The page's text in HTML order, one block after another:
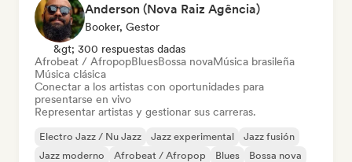
Anderson (Nova Raiz Agência)
Booker, Gestor
&gt; 300 respuestas dadas
Afrobeat / AfropopBluesBossa novaMúsica brasileña
Música clásica
Conectar a los artistas con oportunidades para
presentarse en vivo
Representar artistas y gestionar sus carreras.
Electro Jazz / Nu Jazz Jazz experimental
Jazz fusión
Jazz moderno
Afrobeat / Afropop Blues
Bossa nova